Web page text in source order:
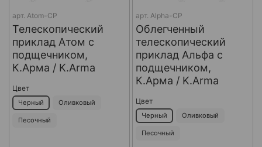
арт. Atom-CP
Телескопический
приклад Атом с
подщечником,
К.Арма / K.Arma
Цвет
Черный Оливковый
Песочный
арт. Alpha-CP
Облегченный
телескопический
приклад Альфа с
подщечником,
К.Арма / K.Arma
Цвет
Черный Оливковый
Песочный